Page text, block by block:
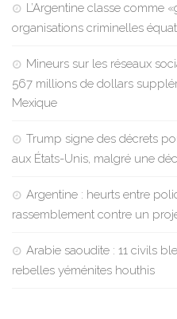
L’Argentine classe comme
organisations criminelles
Mineurs sur les réseaux
567 millions de dollars
Mexique
Trump signe des décrets
aux États-Unis, malgré une
Argentine : heurts entre
rassemblement contre un
Arabie saoudite : 11 civils
rebelles yéménites houthis